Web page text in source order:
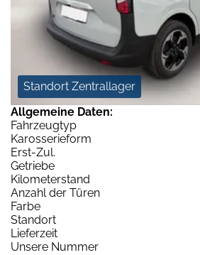
Standort Zentrallager
Allgemeine Daten:
Fahrzeugtyp
Karosserieform
Erst-Zul.
Getriebe
Kilometerstand
Anzahl der Türen
Farbe
Standort
Lieferzeit
Unsere Nummer